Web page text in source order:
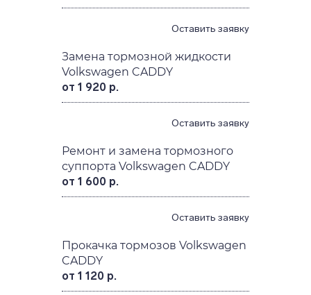
Оставить заявку
Замена тормозной жидкости
Volkswagen CADDY
от 1 920 р.
Оставить заявку
Ремонт и замена тормозного
суппорта Volkswagen CADDY
от 1 600 р.
Оставить заявку
Прокачка тормозов Volkswagen
CADDY
от 1 120 р.